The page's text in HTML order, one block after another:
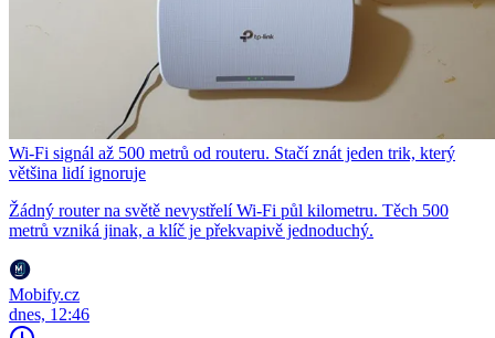
Wi-Fi signál až 500 metrů od routeru. Stačí znát jeden trik, který
většina lidí ignoruje
Žádný router na světě nevystřelí Wi-Fi půl kilometru. Těch 500
metrů vzniká jinak, a klíč je překvapivě jednoduchý.
Mobify.cz
dnes, 12:46